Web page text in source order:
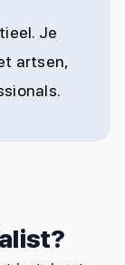
Je
artsen,